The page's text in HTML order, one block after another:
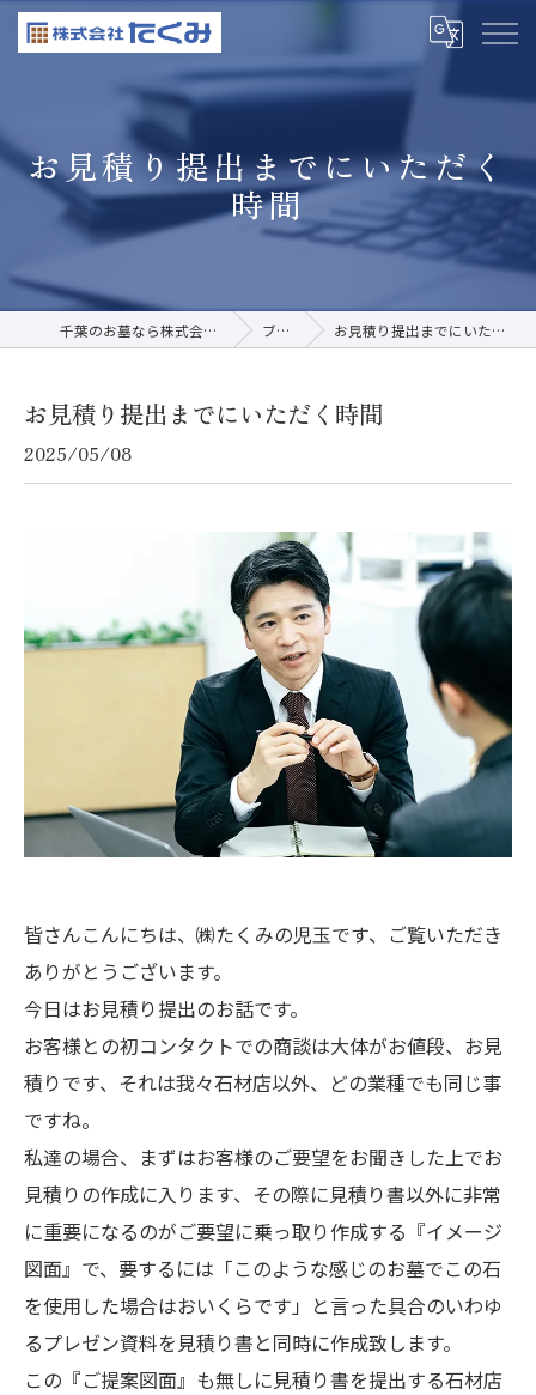
お見積り提出までにいただく
時間
千葉のお墓なら株式会社たくみ ブログ お見積り提出までにいただく時間
お見積り提出までにいただく時間
2025/05/08
皆さんこんにちは、㈱たくみの児玉です、ご覧いただき
ありがとうございます。
今日はお見積り提出のお話です。
お客様との初コンタクトでの商談は大体がお値段、お見
積りです、それは我々石材店以外、どの業種でも同じ事
ですね。
私達の場合、まずはお客様のご要望をお聞きした上でお
見積りの作成に入ります、その際に見積り書以外に非常
に重要になるのがご要望に乗っ取り作成する『イメージ
図面』で、要するには「このような感じのお墓でこの石
を使用した場合はおいくらです」と言った具合のいわゆ
るプレゼン資料を見積り書と同時に作成致します。
この『ご提案図面』も無しに見積り書を提出する石材店